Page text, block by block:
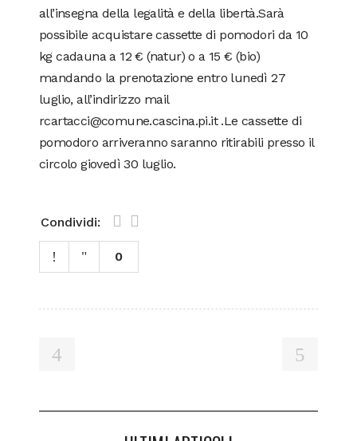
all’insegna della legalità e della libertà.Sarà
possibile acquistare cassette di pomodori da 10
kg cadauna a 12 € (natur) o a 15 € (bio)
mandando la prenotazione entro lunedì 27
luglio, all’indirizzo mail
rcartacci@comune.cascina.pi.it .Le cassette di
pomodoro arriveranno saranno ritirabili presso il
circolo giovedì 30 luglio.
Condividi:
0